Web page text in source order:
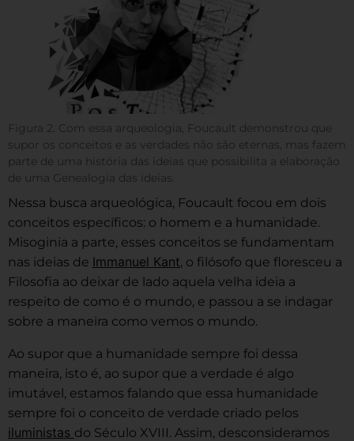
Figura 2. Com essa arqueologia, Foucault demonstrou que
supor os conceitos e as verdades não são eternas, mas fazem
parte de uma história das ideias que possibilita a elaboração
de uma Genealogia das ideias.
Nessa busca arqueológica, Foucault focou em dois
conceitos específicos: o homem e a humanidade.
Misoginia a parte, esses conceitos se fundamentam
nas ideias de Immanuel Kant, o filósofo que floresceu a
Filosofia ao deixar de lado aquela velha ideia a
respeito de como é o mundo, e passou a se indagar
sobre a maneira como vemos o mundo.
Ao supor que a humanidade sempre foi dessa
maneira, isto é, ao supor que a verdade é algo
imutável, estamos falando que essa humanidade
sempre foi o conceito de verdade criado pelos
iluministas do Século XVIII. Assim, desconsideramos